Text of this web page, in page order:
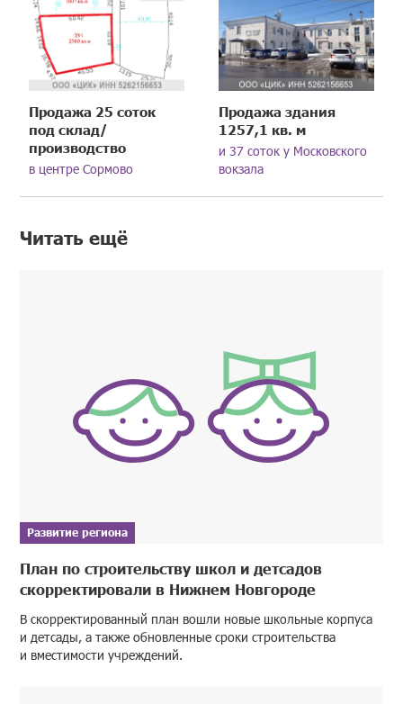
Продажа 25 соток
под склад/
производство
в центре Сормово
Продажа здания
1257,1 кв. м
и 37 соток у Московского
вокзала
Читать ещё
Развитие региона
План по строительству школ и детсадов
скорректировали в Нижнем Новгороде
В скорректированный план вошли новые школьные корпуса
и детсады, а также обновленные сроки строительства
и вместимости учреждений.